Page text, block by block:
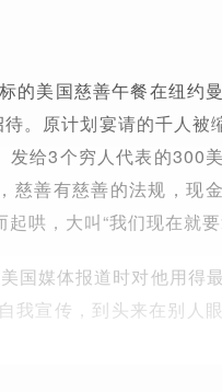
的美国慈善午餐在纽约
。原计划宴请的千人被
发给3个穷人代表的300
慈善有慈善的法规，现
哄，大叫“我们现在就
国媒体报道时对他用得
我宣传，到头来在别人